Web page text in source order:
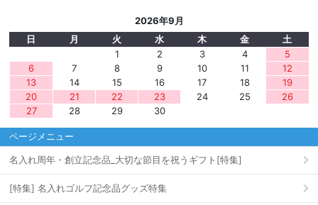
2026年9月
日
月 火 水 木 金
土
1
2 3 4
5
6
7 8 9 10 11
12
13
14 15 16 17 18
19
20
21 22 23 24 25
26
27
28 29 30
ページメニュー
名入れ周年・創立記念品_大切な節目を祝うギフト[特集]
[特集] 名入れゴルフ記念品グッズ特集